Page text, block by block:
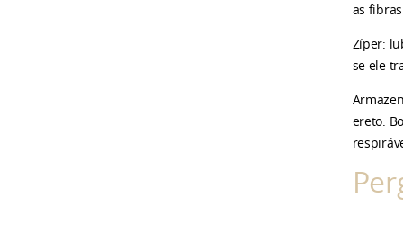
as
Zíper:
se ele
ereto.